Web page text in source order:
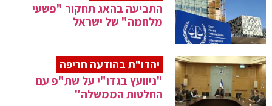
התביעה בהאג תחקור "פשעי
מלחמה" של ישראל
יהדו"ת בהודעה חריפה
"ניוועץ בגדו"י על שת"פ עם
החלטות הממשלה"